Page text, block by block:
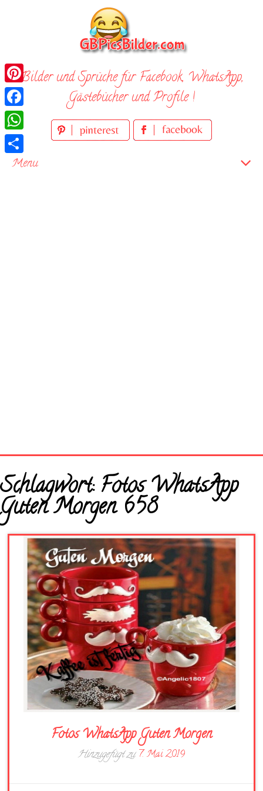
Bilder und Sprüche für Facebook, WhatsApp,
Gästebücher und Profile !
Menu
Startseite
Neue Bilder
Schlagwort:Fotos WhatsApp
Guten Morgen 658
Fotos WhatsApp Guten Morgen
Hinzugefügt zu7. Mai 2019
Pinterest
Facebook
WhatsApp
Teilen